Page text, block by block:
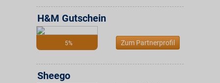
5%
H&M Gutschein
Zum Partnerprofil
Sheego